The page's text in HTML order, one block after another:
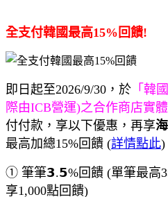
全支付韓國最高15%回饋!
即日起至2026/9/30，於 「韓
際由ICB營運)之合作商店實體
付付款，享以下優惠，再享
最高加總15%回饋 (詳情點此)
① 筆筆𝟯.𝟱%回饋 (單筆最高
享1,000點回饋)